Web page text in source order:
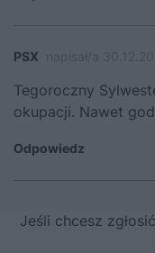
PSX
Tegoroczny
okupacji. Nawet
Odpowiedz
Jeśli chcesz zgłosić